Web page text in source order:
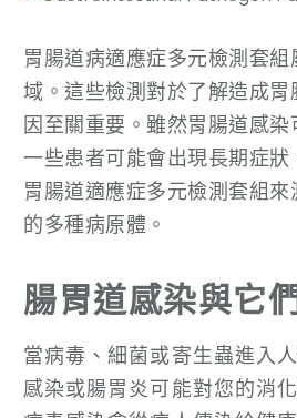
胃腸道病適應症多元檢測套
域。這些檢測對於了解造成
因至關重要。雖然胃腸道感
一些患者可能會出現長期症
胃腸道適應症多元檢測套組
的多種病原體。
腸胃道感染與它
當病毒、細菌或寄生蟲進入
感染或腸胃炎可能對您的消